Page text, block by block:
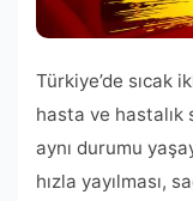
Türkiye’de sıcak
hasta ve hastalık
aynı durumu
hızla yayılması,